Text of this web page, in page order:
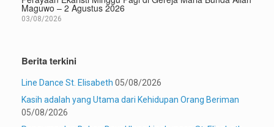
Maguwo – 2 Agustus 2026
03/08/2026
Berita terkini
Line Dance St. Elisabeth 05/08/2026
Kasih adalah yang Utama dari Kehidupan Orang Beriman
05/08/2026